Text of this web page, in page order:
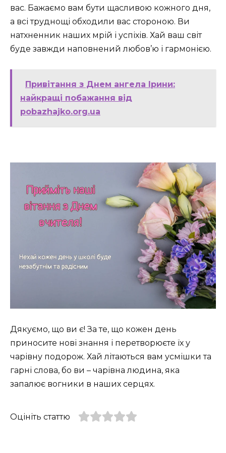
вас. Бажаємо вам бути щасливою кожного дня,
а всі труднощі обходили вас стороною. Ви
натхненник наших мрій і успіхів. Хай ваш світ
буде завжди наповнений любов’ю і гармонією.
Привітання з Днем ангела Ірини:
найкращі побажання від
pobazhajko.org.ua
Дякуємо, що ви є! За те, що кожен день
приносите нові знання і перетворюєте їх у
чарівну подорож. Хай літаються вам усмішки та
гарні слова, бо ви – чарівна людина, яка
запалює вогники в наших серцях.
Оцініть статтю